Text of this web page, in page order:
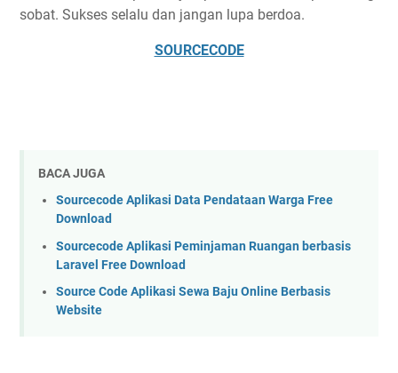
sobat. Sukses selalu dan jangan lupa berdoa.
SOURCECODE
BACA JUGA
Sourcecode Aplikasi Data Pendataan Warga Free
Download
Sourcecode Aplikasi Peminjaman Ruangan berbasis
Laravel Free Download
Source Code Aplikasi Sewa Baju Online Berbasis
Website